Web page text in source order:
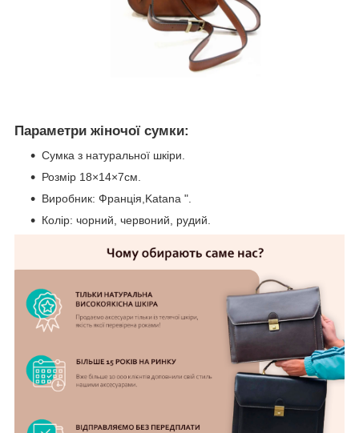
Параметри жіночої сумки:
Сумка з натуральної шкіри.
Розмір 18×14×7см.
Виробник: Франція,Katana ".
Колір: чорний, червоний, рудий.